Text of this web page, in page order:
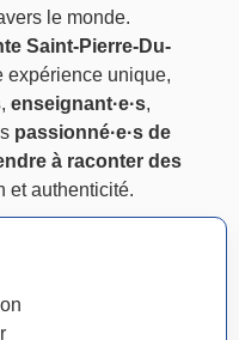
le monde.
Saint-Pierre-Du-
expérience unique,
, enseignant·e·s,
passionné·e·s de
à raconter des
et authenticité.